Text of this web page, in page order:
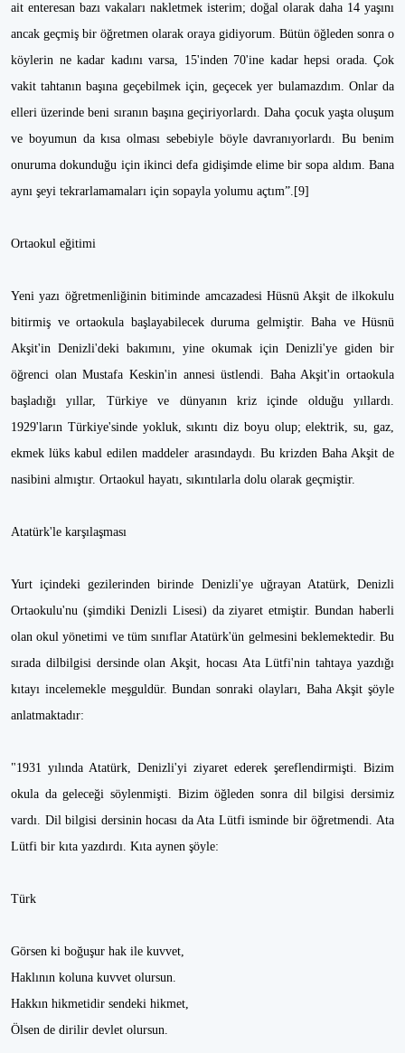
ait enteresan bazı vakaları nakletmek isterim; doğal olarak daha 14 yaşını
ancak geçmiş bir öğretmen olarak oraya gidiyorum. Bütün öğleden sonra o
köylerin ne kadar kadını varsa, 15'inden 70'ine kadar hep­si orada. Çok
vakit tahtanın başına geçebilmek için, geçecek yer bulamazdım. Onlar da
elleri üzerinde beni sıranın başına geçiriyorlardı. Daha çocuk yaşta oluşum
ve boyumun da kısa olması sebebiyle böyle davranıyorlardı. Bu benim
onuruma dokunduğu için ikinci defa gidişimde elime bir sopa aldım. Bana
aynı şeyi tekrarlamamaları için sopayla yolumu açtım”.[9]
Ortaokul eğitimi
Yeni yazı öğretmenliğinin bitiminde amcazadesi Hüsnü Akşit de ilkokulu
bitirmiş ve ortaokula başlayabilecek duruma gelmiştir. Baha ve Hüsnü
Akşit'in Denizli'deki bakımını, yine okumak için Denizli'ye giden bir
öğrenci olan Mustafa Keskin'in annesi üstlendi. Baha Akşit'in ortaokula
başladığı yıllar, Türkiye ve dünyanın kriz içinde olduğu yıllardı.
1929'ların Türkiye'sinde yokluk, sıkıntı diz boyu olup; elektrik, su, gaz,
ekmek lüks kabul edilen maddeler arasındaydı. Bu krizden Baha Akşit de
nasibini almıştır. Ortaokul hayatı, sıkıntılarla dolu olarak geçmiştir.
Atatürk'le karşılaşması
Yurt içindeki gezilerinden birinde Denizli'ye uğrayan Atatürk, Denizli
Ortaokulu'nu (şimdiki Denizli Lisesi) da ziyaret etmiştir. Bundan haberli
olan okul yönetimi ve tüm sınıflar Atatürk'ün gelmesini beklemektedir. Bu
sırada dilbilgisi dersinde olan Akşit, hocası Ata Lütfi'nin tahtaya yazdığı
kıtayı incelemekle meşguldür. Bundan sonraki olayları, Baha Akşit şöyle
anlatmaktadır:
"1931 yılında Atatürk, Denizli'yi ziyaret ederek şereflendirmişti. Bizim
okula da geleceği söylenmişti. Bizim öğleden sonra dil bilgisi dersimiz
vardı. Dil bilgisi dersinin hocası da Ata Lütfi isminde bir öğretmendi. Ata
Lütfi bir kıta yazdırdı. Kıta aynen şöyle:
Türk
Görsen ki boğuşur hak ile kuvvet,
Haklının koluna kuvvet olursun.
Hakkın hikmetidir sendeki hikmet,
Ölsen de dirilir devlet olursun.